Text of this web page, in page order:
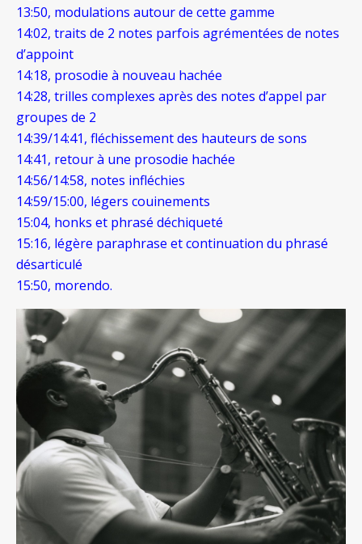
13:50, modulations autour de cette gamme
14:02, traits de 2 notes parfois agrémentées de notes
d’appoint
14:18, prosodie à nouveau hachée
14:28, trilles complexes après des notes d’appel par
groupes de 2
14:39/14:41, fléchissement des hauteurs de sons
14:41, retour à une prosodie hachée
14:56/14:58, notes infléchies
14:59/15:00, légers couinements
15:04, honks et phrasé déchiqueté
15:16, légère paraphrase et continuation du phrasé
désarticulé
15:50, morendo.